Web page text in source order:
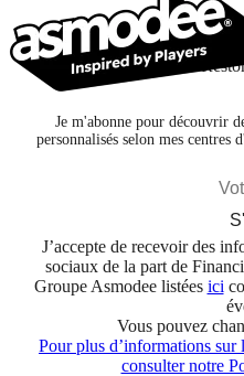
Je m'abonne pour découvrir
personnalisés selon mes centres
J’accepte de recevoir des
sociaux de la part de
Groupe Asmodee listées ici
Vous pouvez
Pour plus d’informations sur
consulter notre